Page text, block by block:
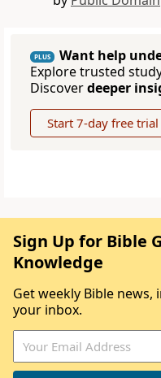
PLUS
Want help
Explore trusted
Discoverdeeper
Start 7-day free trial
Sign Up for Bible
Knowledge
Get weekly Bible
your inbox.